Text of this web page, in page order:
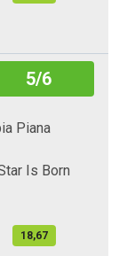
5/6
Piana
Is Born
18,67